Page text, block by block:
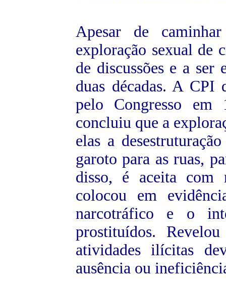
Apesar de
exploração sexual de
de discussões e a ser
duas décadas. A CPI
pelo Congresso
concluiu que a
elas a
garoto para as ruas,
disso, é aceita com
colocou em
narcotráfico e o
prostituídos.
atividades ilícitas
ausência ou